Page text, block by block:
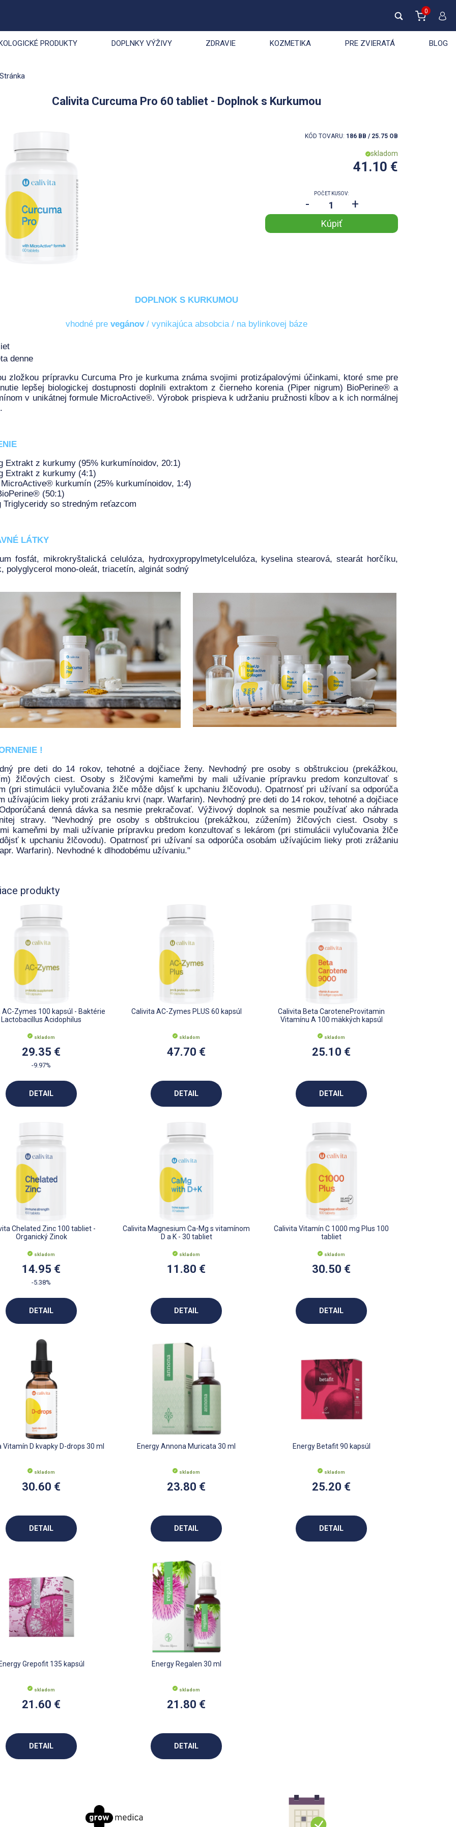
0
PRODUKTY DOPLNKY VÝŽIVY ZDRAVIE KOZMETIKA PRE ZVIERATÁ BLOG
Calivita Curcuma Pro 60 tabliet - Doplnok s Kurkumou
KÓD TOVARU: 186 BB / 25.75 OB
skladom
41.10 €
POČET KUSOV:
- +
DOPLNOK S KURKUMOU
vhodné pre vegánov/ vynikajúca absobcia / na bylinkovej báze
denne
zložkou prípravku Curcuma Pro je kurkuma známa svojimi protizápalovými účinkami, ktoré sme pre
lepšej biologickej dostupnosti doplnili extraktom z čierneho korenia (Piper nigrum) BioPerine® a
v unikátnej formule MicroActive®. Výrobok prispieva k udržaniu pružnosti kĺbov a k ich normálnej
Extrakt z kurkumy (95% kurkumínoidov, 20:1)
Extrakt z kurkumy (4:1)
kurkumín (25% kurkumínoidov, 1:4)
(50:1)
Triglyceridy so stredným reťazcom
LÁTKY
fosfát, mikrokryštalická celulóza, hydroxypropylmetylcelulóza, kyselina stearová, stearát horčíku,
polyglycerol mono-oleát, triacetín, alginát sodný
!
pre deti do 14 rokov, tehotné a dojčiace ženy. Nevhodný pre osoby s obštrukciou (prekážkou,
žlčových ciest. Osoby s žlčovými kameňmi by mali užívanie prípravku predom konzultovať s
(pri stimulácii vylučovania žlče môže dôjsť k upchaniu žlčovodu). Opatrnosť pri užívaní sa odporúča
užívajúcim lieky proti zrážaniu krvi (napr. Warfarin). Nevhodný pre deti do 14 rokov, tehotné a dojčiace
denná dávka sa nesmie prekračovať. Výživový doplnok sa nesmie používať ako náhrada
stravy. "Nevhodný pre osoby s obštrukciou (prekážkou, zúžením) žlčových ciest. Osoby s
kameňmi by mali užívanie prípravku predom konzultovať s lekárom (pri stimulácii vylučovania žlče
k upchaniu žlčovodu). Opatrnosť pri užívaní sa odporúča osobám užívajúcim lieky proti zrážaniu
Warfarin). Nevhodné k dlhodobému užívaniu."
produkty
AC-Zymes 100 kapsúl - Baktérie
Lactobacillus Acidophilus
skladom
29.35 €
-9.97%
DETAIL
Calivita AC-Zymes PLUS 60 kapsúl
skladom
47.70 €
DETAIL
Calivita Beta CaroteneProvitamin
Vitamínu A 100 mäkkých kapsúl
skladom
25.10 €
DETAIL
Chelated Zinc 100 tabliet -
Organický Zinok
skladom
14.95 €
-5.38%
DETAIL
Calivita Magnesium Ca-Mg s vitamínom
D a K - 30 tabliet
skladom
11.80 €
DETAIL
Calivita Vitamín C 1000 mg Plus 100
tabliet
skladom
30.50 €
DETAIL
Vitamín D kvapky D-drops 30 ml
skladom
30.60 €
DETAIL
Energy Annona Muricata 30 ml
skladom
23.80 €
DETAIL
Energy Betafit 90 kapsúl
skladom
25.20 €
DETAIL
Grepofit 135 kapsúl
skladom
21.60 €
DETAIL
Energy Regalen 30 ml
skladom
21.80 €
DETAIL